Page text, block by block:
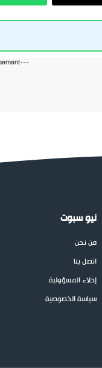
---Advertisement---
نيو سبوت
من نحن
اتصل بنا
إخلاء المسؤولية
سياسة الخصوصية